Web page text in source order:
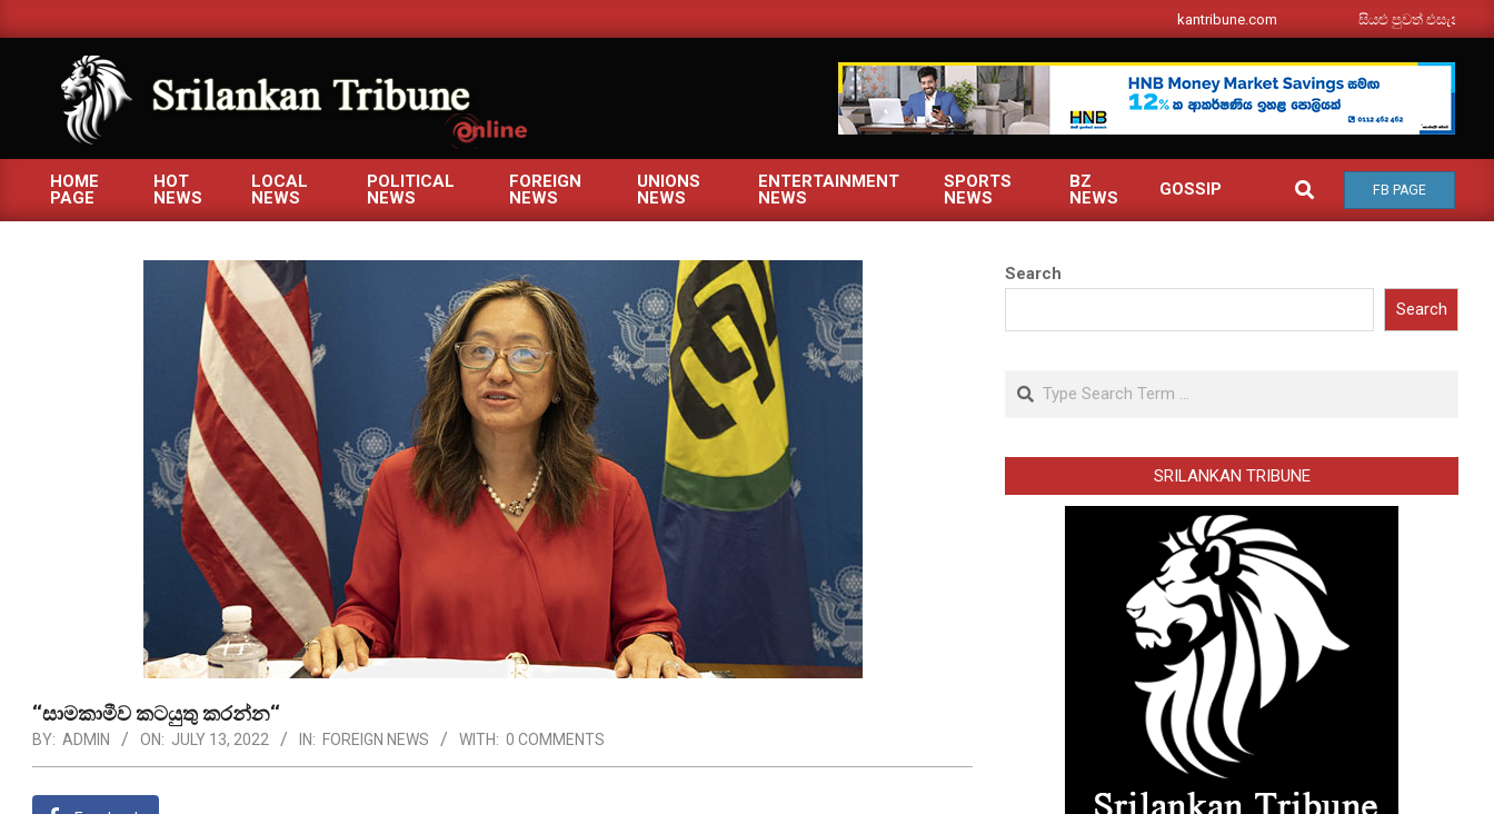
to
srilankantribune.com සියළු පුවත් එසැනින් ඔබ
SRILANKANTRIBUNE.COM
Primary
Menu
HOME
PAGE
HOT
NEWS
LOCAL
NEWS
POLITICAL
NEWS
FOREIGN
NEWS
UNIONS
NEWS
ENTERTAINMENT
NEWS
SPORTS
NEWS
BZ
NEWS
GOSSIP SEARCH
FB PAGE
‘‘සාමකාමීව කටයුතු කරන්න‘‘
BY: ADMIN ON: JULY 13, 2022 IN: FOREIGN NEWS WITH: 0 COMMENTS
Search
Search
Search
SRILANKAN TRIBUNE